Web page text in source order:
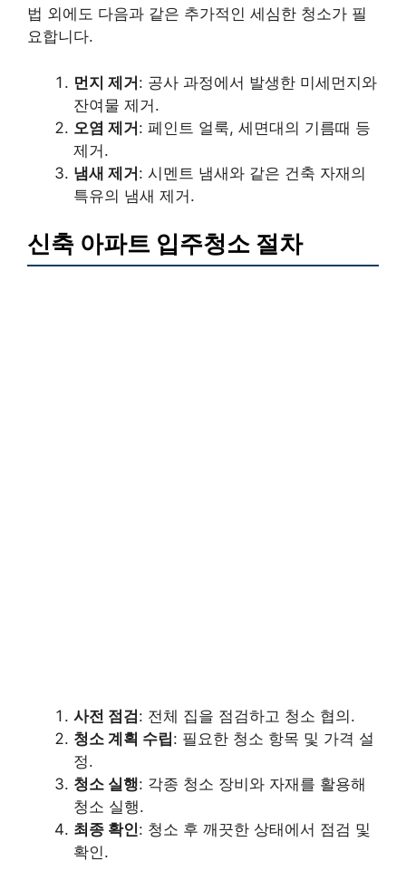
법 외에도 다음과 같은 추가적인 세심한 청소가 필
요합니다.
먼지 제거: 공사 과정에서 발생한 미세먼지와
잔여물 제거.
오염 제거: 페인트 얼룩, 세면대의 기름때 등
제거.
냄새 제거: 시멘트 냄새와 같은 건축 자재의
특유의 냄새 제거.
신축 아파트 입주청소 절차
사전 점검 : 전체 집을 점검하고 청소 협의.
청소 계획 수립: 필요한 청소 항목 및 가격 설
정.
청소 실행: 각종 청소 장비와 자재를 활용해
청소 실행.
최종 확인: 청소 후 깨끗한 상태에서 점검 및
확인.